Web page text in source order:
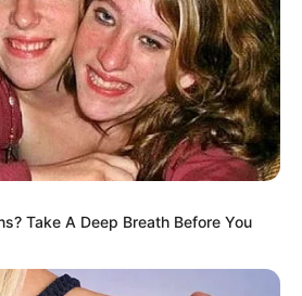
Take A Deep Breath Before You